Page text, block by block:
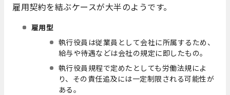
雇用契約を結ぶケースが大半のようです。
雇用型
執行役員は従業員として会社に所属するため、
給与や待遇などは会社の規定に即したもの。
執行役員規程で定めたとしても労働法規によ
り、その責任追及には一定制限される可能性が
ある。